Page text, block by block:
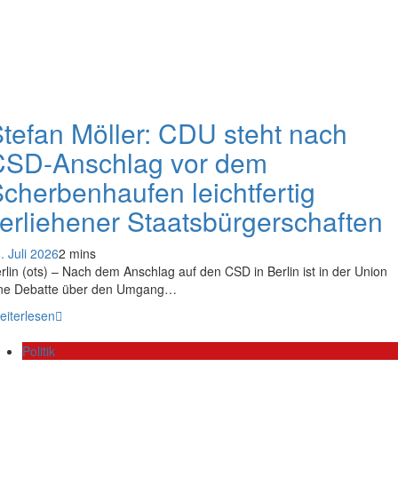
Möller: CDU steht nach
Anschlag vor dem
leichtfertig
Staatsbürgerschaften
Juli 20262 mins
(ots) – Nach dem Anschlag auf den CSD in Berlin ist in der Union
Debatte über den Umgang…
Politik